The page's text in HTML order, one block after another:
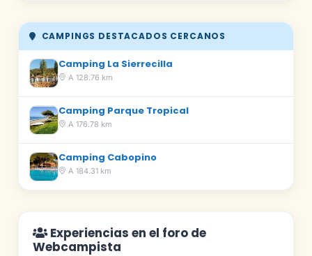
CAMPINGS DESTACADOS CERCANOS
Camping La Sierrecilla
A 128.76 km
Camping Parque Tropical
A 176.78 km
Camping Cabopino
A 184.31 km
Experiencias en el foro de
Webcampista